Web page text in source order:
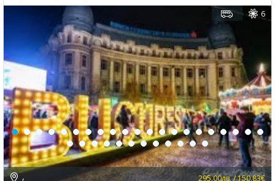
6
, 295.00лв. / 150.83€